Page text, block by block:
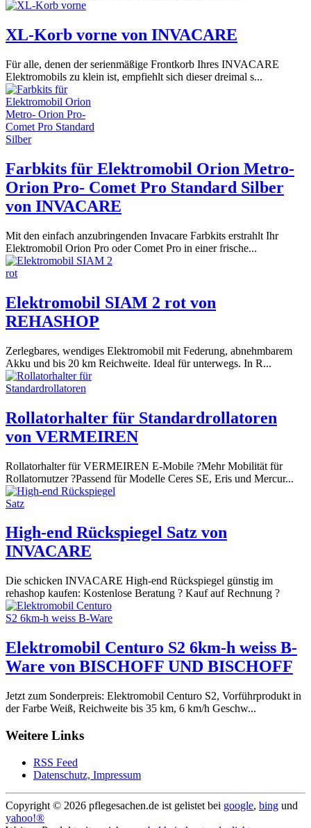
XL-Korb vorne von INVACARE
Für alle, denen der serienmäßige Frontkorb Ihres INVACARE
Elektromobils zu klein ist, empfiehlt sich dieser dreimal s...
Farbkits für Elektromobil Orion Metro-
Orion Pro- Comet Pro Standard Silber
von INVACARE
Mit den einfach anzubringenden Invacare Farbkits erstrahlt Ihr
Elektromobil Orion Pro oder Comet Pro in einer frische...
Elektromobil SIAM 2 rot von
REHASHOP
Zerlegbares, wendiges Elektromobil mit Federung, abnehmbarem
Akku und bis 20 km Reichweite. Ideal für unterwegs. In R...
Rollatorhalter für Standardrollatoren
von VERMEIREN
Rollatorhalter für VERMEIREN E-Mobile ?Mehr Mobilität für
Rollatornutzer ?Passend für Modelle Ceres SE, Eris und Mercur...
High-end Rückspiegel Satz von
INVACARE
Die schicken INVACARE High-end Rückspiegel günstig im
rehashop kaufen: Kostenlose Beratung ? Kauf auf Rechnung ?
Elektromobil Centuro S2 6km-h weiss B-
Ware von BISCHOFF UND BISCHOFF
Jetzt zum Sonderpreis: Elektromobil Centuro S2, Vorführprodukt in
der Farbe Weiß, Reichweite bis 35 km, 6 km/h Geschw...
Weitere Links
RSS Feed
Datenschutz, Impressum
Copyright © 2026 pflegesachen.de ist gelistet bei google, bing und
yahoo!®